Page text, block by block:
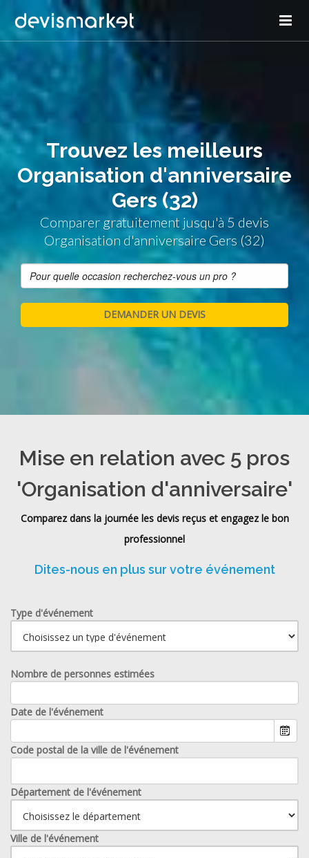
Trouvez les meilleurs
Organisation d'anniversaire
Gers (32)
Comparer gratuitement jusqu'à 5 devis
Organisation d'anniversaire Gers (32)
Mise en relation avec 5 pros
'Organisation d'anniversaire'
Comparez dans la journée les devis reçus et engagez le bon
professionnel
Dites-nous en plus sur votre événement
Type d'événement
Nombre de personnes estimées
Date de l'événement
Code postal de la ville de l'événement
Département de l'événement
Ville de l'événement